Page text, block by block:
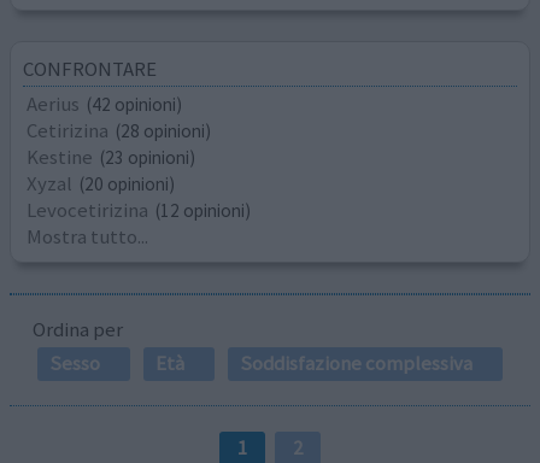
CONFRONTARE
Aerius (42 opinioni)
Cetirizina (28 opinioni)
Kestine (23 opinioni)
Xyzal (20 opinioni)
Levocetirizina (12 opinioni)
Mostra tutto...
Ordina per
Sesso
Età Soddisfazione complessiva
1 2